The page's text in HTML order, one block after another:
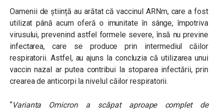
Oamenii de știință au arătat că vaccinul ARNm, care a fost
utilizat până acum oferă o imunitate în sânge, împotriva
virusului, prevenind astfel formele severe, însă nu previne
infectarea, care se produce prin intermediul căilor
respiratorii. Astfel, au ajuns la concluzia că utilizarea unui
vaccin nazal ar putea contribui la stoparea infectării, prin
crearea de anticorpi la nivelul căilor respiratorii.
“Varianta Omicron a scăpat aproape complet de